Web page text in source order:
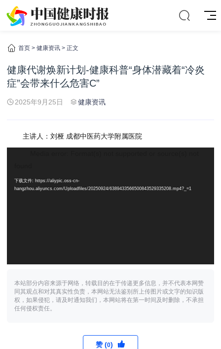
首页 > 健康资讯 > 正文
健康代谢焕新计划-健康科普“身体潜藏着“冷炎
症”会带来什么危害C”
2025年9月25日 健康资讯
主讲人：刘桠 成都中医药大学附属医院
下载文件: https://aliypic.oss-cn-
hangzhou.aliyuncs.com/Uploadfiles/20250924/6389433566500843529335208.mp4?_=1
本站部分内容来源于网络，转载目的在于传递更多信息，并不代表本网赞
同其观点和对其真实性负责，本网站无法鉴别所上传图片或文字的知识版
权，如果侵犯，请及时通知我们，本网站将在第一时间及时删除，不承担
任何侵权责任。
赞 (0)